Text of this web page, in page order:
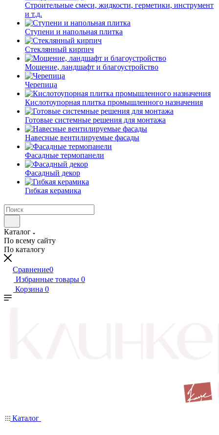
Строительные смеси, жидкости, герметики, инструмент
и т.д.
Ступени и напольная плитка
Cтеклянный кирпич
Мощение, ландшафт и благоустройство
Черепица
Кислотоупорная плитка промышленного назначения
Готовые системные решения для монтажа
Навесные вентилируемые фасады
Фасадные термопанели
Фасадный декор
Гибкая керамика
Каталог
По всему сайту
По каталогу
Сравнение0
Избранные товары 0
Корзина 0
Каталог